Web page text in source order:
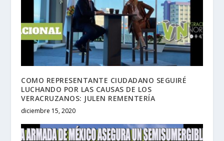
COMO REPRESENTANTE CIUDADANO SEGUIRÉ
LUCHANDO POR LAS CAUSAS DE LOS
VERACRUZANOS: JULEN REMENTERÍA
diciembre 15, 2020